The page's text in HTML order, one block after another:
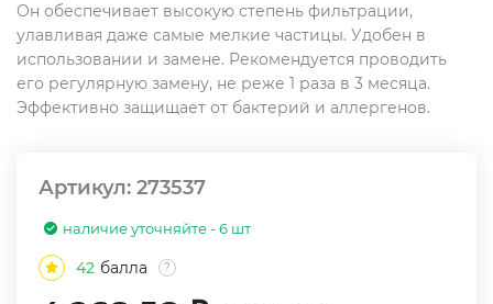
Он обеспечивает высокую степень фильтрации,
улавливая даже самые мелкие частицы. Удобен в
использовании и замене. Рекомендуется проводить
его регулярную замену, не реже 1 раза в 3 месяца.
Эффективно защищает от бактерий и аллергенов.
Артикул: 273537
наличие уточняйте - 6 шт
42 балла ?